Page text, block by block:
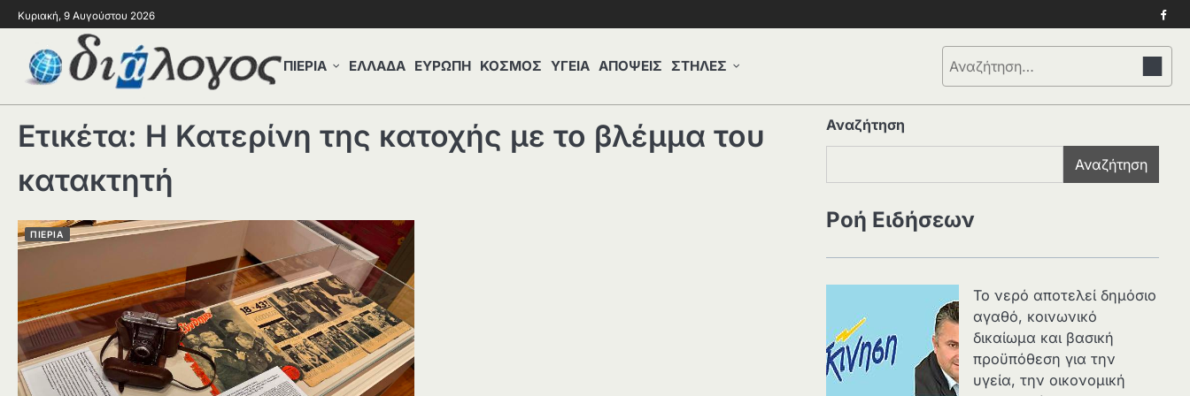
Κυριακή, 9 Αυγούστου 2026
ΠΙΕΡΙΑ ΕΛΛΑΔΑ ΕΥΡΩΠΗ ΚΟΣΜΟΣ ΥΓΕΙΑ ΑΠΟΨΕΙΣ ΣΤΗΛΕΣ
Αναζήτηση
για:
Ετικέτα: Η Κατερίνη της κατοχής με το βλέμμα του
κατακτητή
ΠΙΕΡΙΑ
Αναζήτηση
Αναζήτηση
Ροή Ειδήσεων
Το νερό αποτελεί δημόσιο
αγαθό, κοινωνικό
δικαίωμα και βασική
προϋπόθεση για την
υγεία, την οικονομική